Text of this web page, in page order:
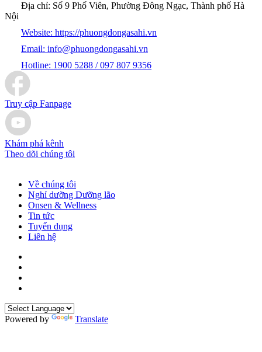
Địa chỉ: Số 9 Phố Viên, Phường Đông Ngạc, Thành phố Hà
Nội
Website: https://phuongdongasahi.vn
Email: info@phuongdongasahi.vn
Hotline: 1900 5288 / 097 807 9356
Truy cập Fanpage
Khám phá kênh
Theo dõi chúng tôi
Về chúng tôi
Nghỉ dưỡng Dưỡng lão
Onsen & Wellness
Tin tức
Tuyển dụng
Liên hệ
Powered by Translate